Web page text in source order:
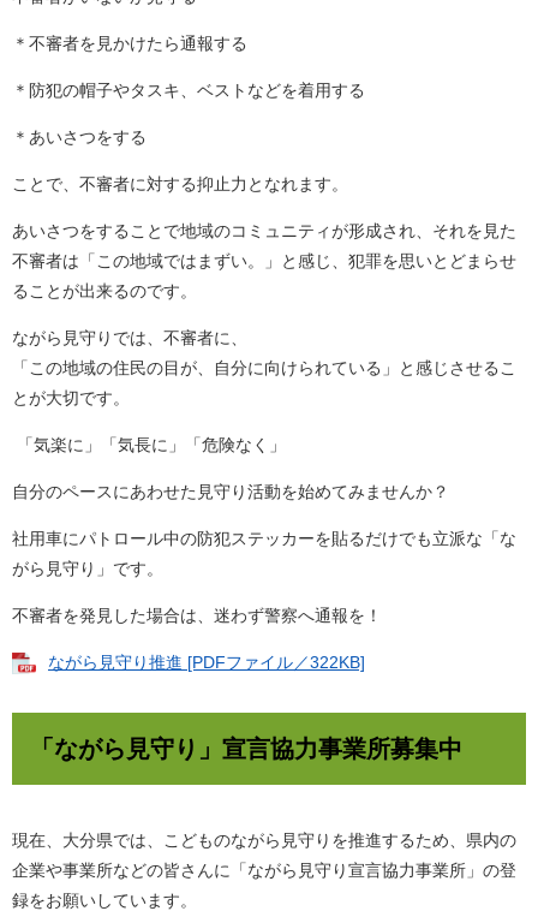
＊不審者を見かけたら通報する
＊防犯の帽子やタスキ、ベストなどを着用する
＊あいさつをする
ことで、不審者に対する抑止力となれます。
あいさつをすることで地域のコミュニティが形成され、それを見た
不審者は「この地域ではまずい。」と感じ、犯罪を思いとどまらせ
ることが出来るのです。
ながら見守りでは、不審者に、
「この地域の住民の目が、自分に向けられている」と感じさせるこ
とが大切です。
「気楽に」「気長に」「危険なく」
自分のペースにあわせた見守り活動を始めてみませんか？
社用車にパトロール中の防犯ステッカーを貼るだけでも立派な「な
がら見守り」です。
不審者を発見した場合は、迷わず警察へ通報を！
ながら見守り推進 [PDFファイル／322KB]
「ながら見守り」宣言協力事業所募集中
現在、大分県では、こどものながら見守りを推進するため、県内の
企業や事業所などの皆さんに「ながら見守り宣言協力事業所」の登
録をお願いしています。